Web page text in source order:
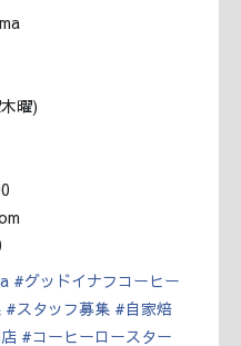
曜)
#グッドイナフコーヒー
#スタッフ募集 #自家焙
#コーヒーロースター